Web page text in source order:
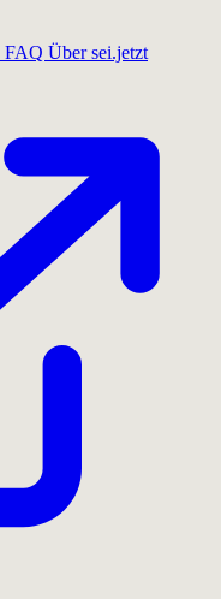
FAQ Über sei.jetzt